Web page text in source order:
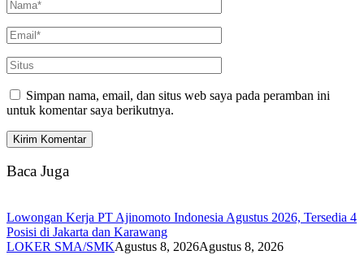
Simpan nama, email, dan situs web saya pada peramban ini
untuk komentar saya berikutnya.
Baca Juga
Lowongan Kerja PT Ajinomoto Indonesia Agustus 2026, Tersedia 4
Posisi di Jakarta dan Karawang
LOKER SMA/SMKAgustus 8, 2026Agustus 8, 2026